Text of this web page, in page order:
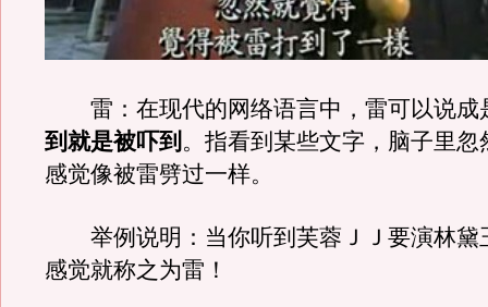
雷：在现代的网络语言中，雷可以说成
到就是被吓到 。指看到某些文字，脑子里忽
感觉像被雷劈过一样。
举例说明：当你听到芙蓉ＪＪ要演林黛
感觉就称之为雷！